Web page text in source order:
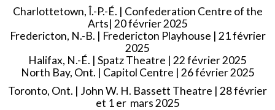
Charlottetown, Î.-P.-É. | Confederation Centre of the
Arts| 20 février 2025
Fredericton, N.-B. | Fredericton Playhouse | 21 février
2025
Halifax, N.-É. | Spatz Theatre | 22 février 2025
North Bay, Ont. | Capitol Centre | 26 février 2025
Toronto, Ont. | John W. H. Bassett Theatre | 28 février
et 1 er mars 2025